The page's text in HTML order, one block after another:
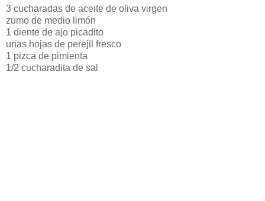
3 cucharadas de aceite de oliva virgen
zumo de medio limón
1 diente de ajo picadito
unas hojas de perejil fresco
1 pizca de pimienta
1/2 cucharadita de sal